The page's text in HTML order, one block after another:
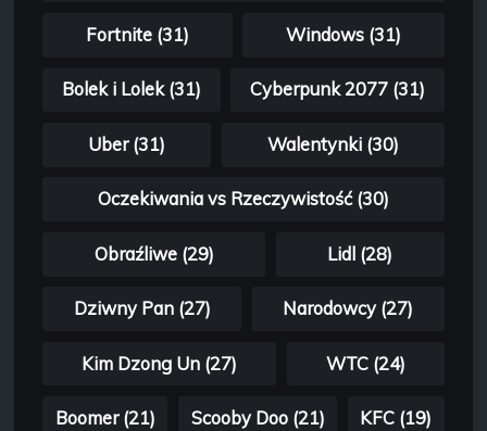
Fortnite (31) Windows (31)
Bolek i Lolek (31) Cyberpunk 2077 (31)
Uber (31) Walentynki (30)
Oczekiwania vs Rzeczywistość (30)
Obraźliwe (29) Lidl (28)
Dziwny Pan (27) Narodowcy (27)
Kim Dzong Un (27) WTC (24)
Boomer (21) Scooby Doo (21) KFC (19)